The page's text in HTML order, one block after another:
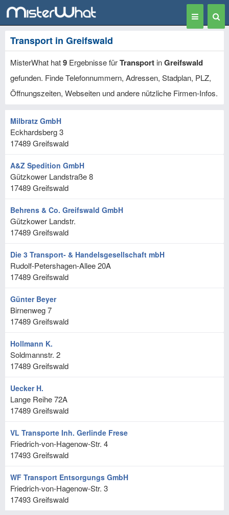
Toggle
navigation
Transport in Greifswald
MisterWhat hat9 Ergebnisse fürTransport inGreifswald
gefunden. Finde Telefonnummern, Adressen, Stadplan, PLZ,
Öffnungszeiten, Webseiten und andere nützliche Firmen-Infos.
Milbratz GmbH
Eckhardsberg 3
17489Greifswald
A&Z Spedition GmbH
Gützkower Landstraße 8
17489Greifswald
Behrens & Co. Greifswald GmbH
Gützkower Landstr.
17489Greifswald
Die 3 Transport- & Handelsgesellschaft mbH
Rudolf-Petershagen-Allee 20A
17489Greifswald
Günter Beyer
Birnenweg 7
17489Greifswald
Hollmann K.
Soldmannstr. 2
17489Greifswald
Uecker H.
Lange Reihe 72A
17489Greifswald
VL Transporte Inh. Gerlinde Frese
Friedrich-von-Hagenow-Str. 4
17493Greifswald
WF Transport Entsorgungs GmbH
Friedrich-von-Hagenow-Str. 3
17493Greifswald